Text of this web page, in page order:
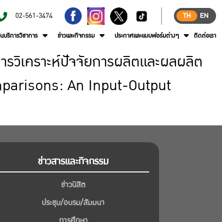
02-561-3474 TH
EN
บริการวิชาการ ข่าวและกิจกรรม ประกาศและแบบฟอร์มต่างๆ ติดต่อเรา
วิเคราะห์ปัจจัยการผลิตและผลผลิต
An Input-Output
ข่าวสารและกิจกรรม
ข่าวนิสิต
ประชุม/อบรม/สัมมนา